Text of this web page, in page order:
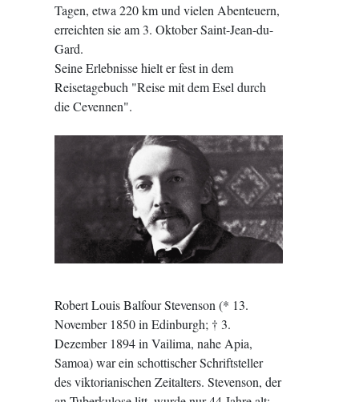
Tagen, etwa 220 km und vielen Abenteuern,
erreichten sie am 3. Oktober Saint-Jean-du-
Gard.
Seine Erlebnisse hielt er fest in dem
Reisetagebuch "Reise mit dem Esel durch
die Cevennen".
Robert Louis Balfour Stevenson (* 13.
November 1850 in Edinburgh; † 3.
Dezember 1894 in Vailima, nahe Apia,
Samoa) war ein schottischer Schriftsteller
des viktorianischen Zeitalters. Stevenson, der